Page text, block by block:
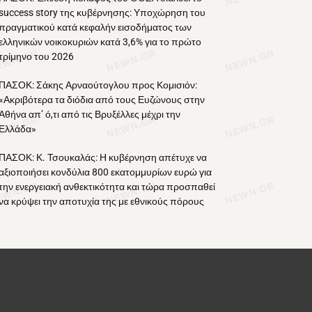
story της κυβέρνησης: Υποχώρηση του
κατά κεφαλήν εισοδήματος των
νοικοκυριών κατά 3,6% για το πρώτο
του 2026
Σάκης Αρναούτογλου προς Κομισιόν:
τα διόδια από τους Ευζώνους στην
απ’ ό,τι από τις Βρυξέλλες μέχρι την
Κ. Τσουκαλάς: Η κυβέρνηση απέτυχε να
κονδύλια 800 εκατομμυρίων ευρώ για
ενεργειακή ανθεκτικότητα και τώρα προσπαθεί
κρύψει την αποτυχία της με εθνικούς πόρους